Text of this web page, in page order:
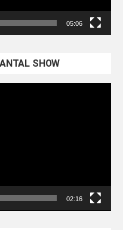
05:06
SHOW
02:16